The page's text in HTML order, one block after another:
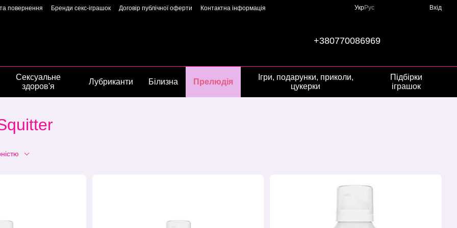
повернення Бренди секс-іграшок Договір публічної оферти
Контактна інформація
УкрРус Вхід
+380770086969
Сексуальне
здоров'я
Лубриканти Білизна Прелюдія
Ігри, подарунки, приколи,
цукерки
Підбірки
іграшок